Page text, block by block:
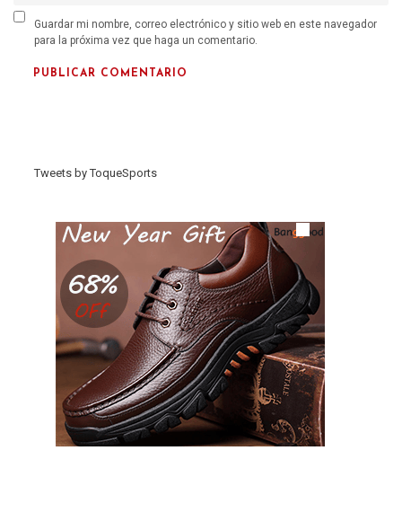
Guardar mi nombre, correo electrónico y sitio web en este navegador
para la próxima vez que haga un comentario.
Tweets by ToqueSports